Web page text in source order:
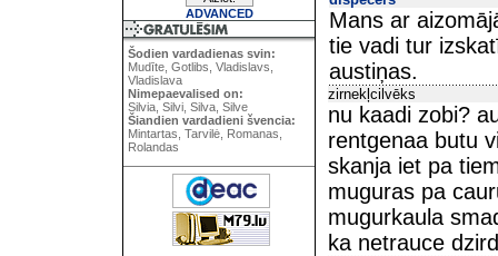
ADVANCED
Šodien vardadienas svin:
Mudīte, Gotlibs, Vladislavs,
Vladislava
Nimepaevalised on:
Silvia, Silvi, Silva, Silve
Šiandien vardadieni švencia:
Mintartas, Tarvilė, Romanas,
Rolandas
Mans ar
tie vadi tur
austiņas.
zirnekļcilvēks
nu kaadi zobi?
rentgenaa butu
skanja iet pa
muguras pa
mugurkaula
ka netrauce